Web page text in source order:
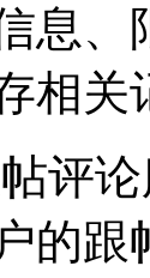
息、
相关
评
的